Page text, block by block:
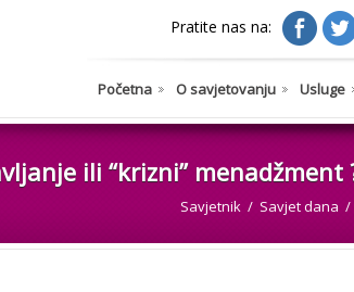
Pratite nas na:
Početna O savjetovanju Usluge
ili “krizni” menadžment
Savjetnik Savjet dana